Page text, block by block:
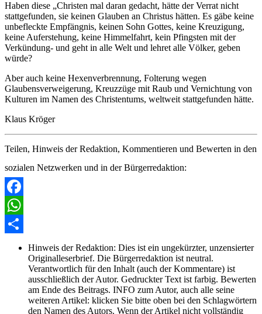
Haben diese „Christen mal daran gedacht, hätte der Verrat nicht
stattgefunden, sie keinen Glauben an Christus hätten. Es gäbe keine
unbefleckte Empfängnis, keinen Sohn Gottes, keine Kreuzigung,
keine Auferstehung, keine Himmelfahrt, kein Pfingsten mit der
Verkündung- und geht in alle Welt und lehret alle Völker, geben
würde?
Aber auch keine Hexenverbrennung, Folterung wegen
Glaubensverweigerung, Kreuzzüge mit Raub und Vernichtung von
Kulturen im Namen des Christentums, weltweit stattgefunden hätte.
Klaus Kröger
Teilen, Hinweis der Redaktion, Kommentieren und Bewerten in den
sozialen Netzwerken und in der Bürgerredaktion:
Facebook
WhatsApp
Hinweis der Redaktion: Dies ist ein ungekürzter, unzensierter
Originalleserbrief. Die Bürgerredaktion ist neutral.
Verantwortlich für den Inhalt (auch der Kommentare) ist
ausschließlich der Autor. Gedruckter Text ist farbig. Bewerten
am Ende des Beitrags. INFO zum Autor, auch alle seine
weiteren Artikel: klicken Sie bitte oben bei den Schlagwörtern
den Namen des Autors. Wenn der Artikel nicht vollständig